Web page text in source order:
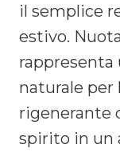
il semplice
estivo.
rappresenta
naturale per
rigenerante
spirito in un